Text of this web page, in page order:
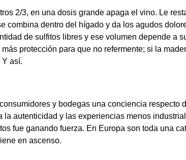
2/3, en una dosis grande apaga el vino. Le
combina dentro del hígado y da los agudos
de sulfitos libres y ese volumen depende a
protección para que no refermente; si la
Y así.
y bodegas una conciencia respecto
la autenticidad y las experiencias menos
fue ganando fuerza. En Europa son toda una
en ascenso.